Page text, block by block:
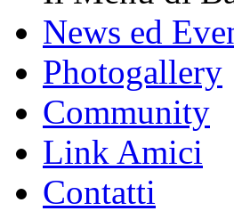
News ed
Photogallery
Community
Link Amici
Contatti